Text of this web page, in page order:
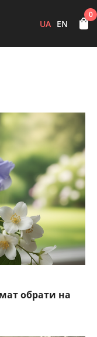
UA EN
0
обрати на